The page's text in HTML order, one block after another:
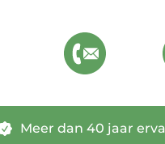
Meer dan 40 jaar